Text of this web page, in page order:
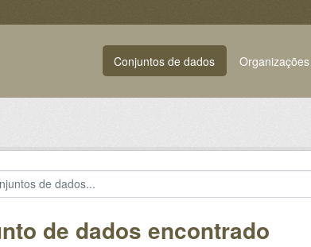
Conjuntos de dados Organizações
de dados encontrado